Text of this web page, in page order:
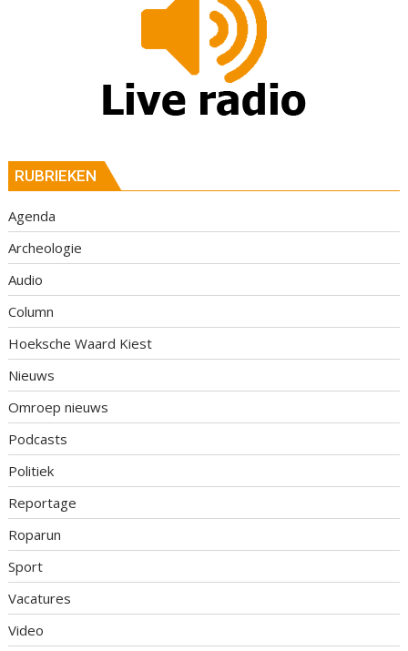
RUBRIEKEN
Agenda
Archeologie
Audio
Column
Hoeksche Waard Kiest
Nieuws
Omroep nieuws
Podcasts
Politiek
Reportage
Roparun
Sport
Vacatures
Video